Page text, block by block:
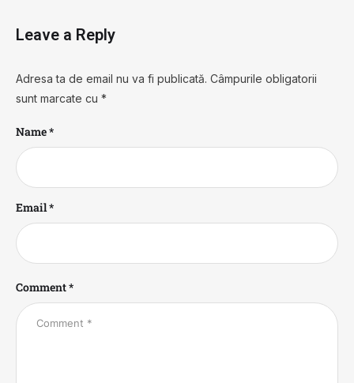
Leave a Reply
Adresa ta de email nu va fi publicată. Câmpurile obligatorii
sunt marcate cu *
Comment *
Name *
Email *